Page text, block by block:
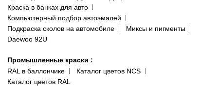
Одесса
пр-т Акад. Глушко, 29
066 554-97-70
Наши публикации
Публичная оферта
Политика конфиденциальности
Краска в банках для авто
Компьютерный подбор автоэмалей
Подкраска сколов на автомобиле
Миксы и пигменты
Daewoo 92U
Промышленные краски :
RAL в баллончике
Каталог цветов NCS
Каталог цветов RAL